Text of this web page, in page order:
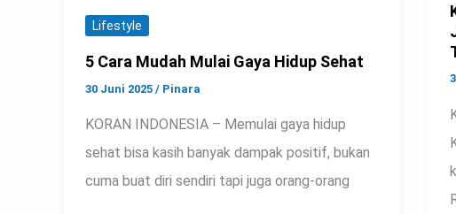
Lifestyle
5 Cara Mudah Mulai Gaya Hidup Sehat
30 Juni 2025 / Pinara
KORAN INDONESIA – Memulai gaya hidup
sehat bisa kasih banyak dampak positif, bukan
cuma buat diri sendiri tapi juga orang-orang